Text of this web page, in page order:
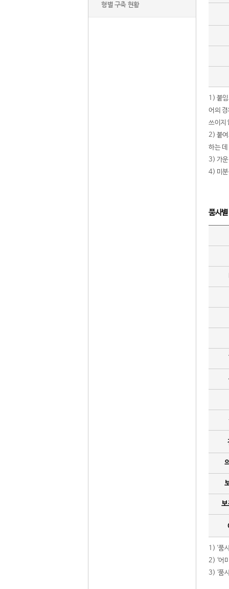
형별 구축 현황
1) 붙
어의
쓰이지
2) 붙여
하는
3) 가운
4) 미분
품사
보
1) '품
2) ‘어
3) ‘품